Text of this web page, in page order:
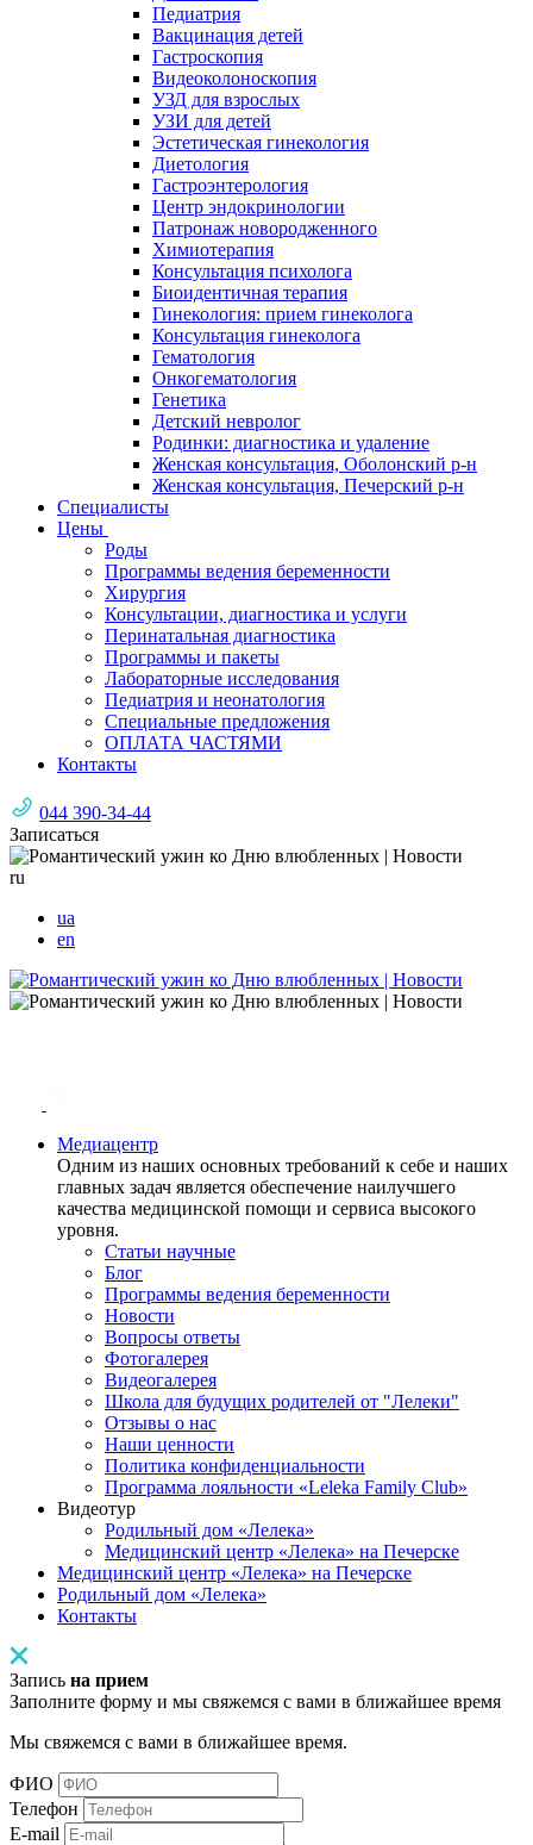
Педиатрия
Вакцинация детей
Гастроскопия
Видеоколоноскопия
УЗД для взрослых
УЗИ для детей
Эстетическая гинекология
Диетология
Гастроэнтерология
Центр эндокринологии
Патронаж новородженного
Химиотерапия
Консультация психолога
Биоидентичная терапия
Гинекология: прием гинеколога
Консультация гинеколога
Гематология
Онкогематология
Генетика
Детский невролог
Родинки: диагностика и удаление
Женская консультация, Оболонский р-н
Женская консультация, Печерский р-н
Специалисты
Цены
Роды
Программы ведения беременности
Хирургия
Консультации, диагностика и услуги
Перинатальная диагностика
Программы и пакеты
Лабораторные исследования
Педиатрия и неонатология
Специальные предложения
ОПЛАТА ЧАСТЯМИ
Контакты
044 390-34-44
Записаться
ru
ua
en
Медиацентр
Одним из наших основных требований к себе и наших
главных задач является обеспечение наилучшего
качества медицинской помощи и сервиса высокого
уровня.
Статьи научные
Блог
Программы ведения беременности
Новости
Вопросы ответы
Фотогалерея
Видеогалерея
Школа для будущих родителей от "Лелеки"
Отзывы о нас
Наши ценности
Политика конфиденциальности
Программа лояльности «Leleka Family Club»
Видеотур
Родильный дом «Лелека»
Медицинский центр «Лелека» на Печерске
Медицинский центр «Лелека» на Печерске
Родильный дом «Лелека»
Контакты
Запись на прием
Заполните форму и мы свяжемся с вами в ближайшее время
Мы свяжемся с вами в ближайшее время.
ФИО
Телефон
E-mail